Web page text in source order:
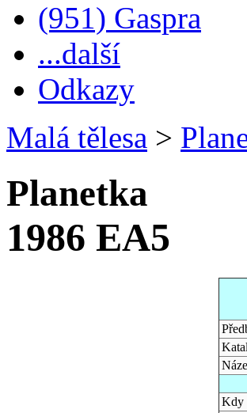
(951) Gaspra
...další
Odkazy
Malá tělesa >
Planetka
1986 EA5
Kdy